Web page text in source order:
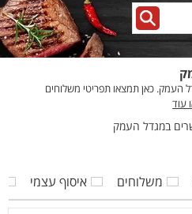
כאן תמצאו תפריטי משלוחים
עוד
משלוחים איסוף עצמי